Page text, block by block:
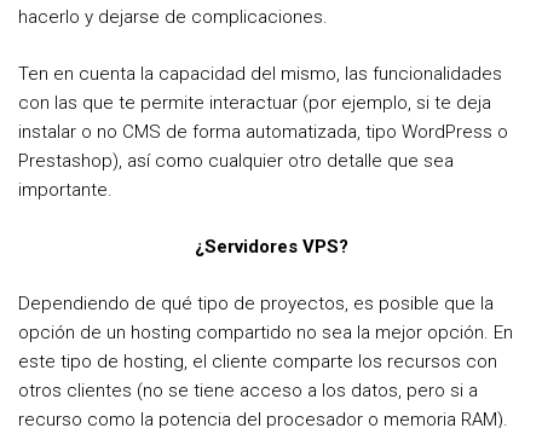
hacerlo y dejarse de complicaciones.
Ten en cuenta la capacidad del mismo, las funcionalidades
con las que te permite interactuar (por ejemplo, si te deja
instalar o no CMS de forma automatizada, tipo WordPress o
Prestashop), así como cualquier otro detalle que sea
importante.
¿Servidores VPS?
Dependiendo de qué tipo de proyectos, es posible que la
opción de un hosting compartido no sea la mejor opción. En
este tipo de hosting, el cliente comparte los recursos con
otros clientes (no se tiene acceso a los datos, pero si a
recurso como la potencia del procesador o memoria RAM).